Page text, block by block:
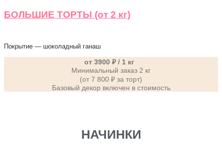
БОЛЬШИЕ ТОРТЫ (от 2 кг)
Покрытие — шоколадный ганаш
от 3900 ₽ / 1 кг
Минимальный заказ 2 кг
(от 7 800 ₽ за торт)
Базовый декор включен в стоимость
НАЧИНКИ